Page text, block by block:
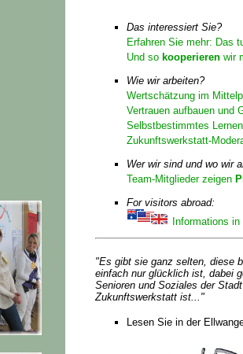
Das interessiert Sie?
Erfahren Sie mehr: Das
Und so kooperieren wir
Wie wir arbeiten?
Wertschätzung im
Vertrauen aufbauen und
Selbstbestimmtes
Zukunftswerkstatt-
Wer wir sind und wo wir
Team-Mitglieder zeigen
For visitors abroad:
Informations in
"Es gibt sie ganz selten, diese
einfach nur glücklich ist, dabei
Senioren und Soziales der
Zukunftswerkstatt ist..."
Lesen Sie in der